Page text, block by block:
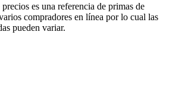
es una referencia de primas de
compradores en línea por lo cual las
pueden variar.